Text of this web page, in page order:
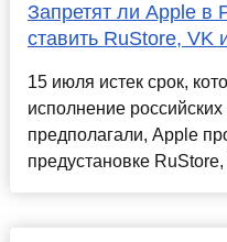
Запретят ли Apple в
ставить RuStore,
15 июля истек срок,
исполнение
предполагали, Apple
предустановке